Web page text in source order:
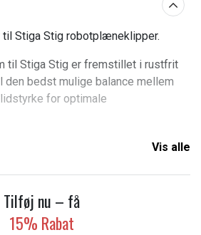
til Stiga Stig robotplæneklipper.
til Stiga Stig er fremstillet i rustfrit
bedst mulige balance mellem
for optimale
i separate beholdere, der let
Vis alle
Tilføj nu – få
15% Rabat